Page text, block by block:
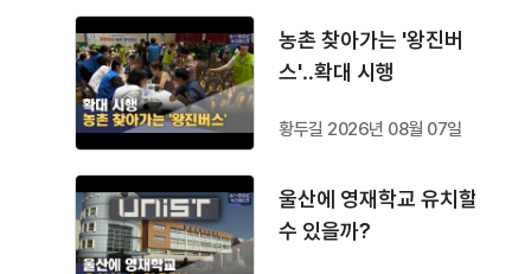
농촌 찾아가는 '왕진버
스'‥확대 시행
황두길 2026년 08월 07일
울산에 영재학교 유치할
수 있을까?